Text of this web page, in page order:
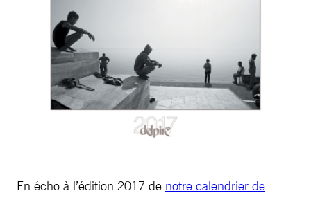
En écho à l’édition 2017 de notre calendrier de